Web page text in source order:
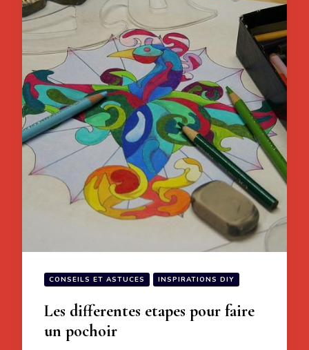
CONSEILS ET ASTUCES INSPIRATIONS DIY
Les differentes etapes pour faire
un pochoir